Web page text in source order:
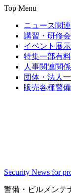
Top Menu
ニュース関
講習・研修会
イベント 展
特集一部有料
人事関連関
団体・法人
販売各種警
Security News for
警備・ビルメンテ